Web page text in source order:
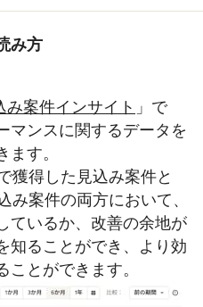
み方
み案件インサイト 」で
マンスに関するデータを
す。
獲得した見込み案件と
み案件の両方において、
ているか、改善の余地が
知ることができ、より効
とができます。